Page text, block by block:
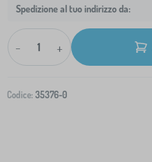
Spedizione al tuo indirizzo da:
- +
Codice: 35376-0